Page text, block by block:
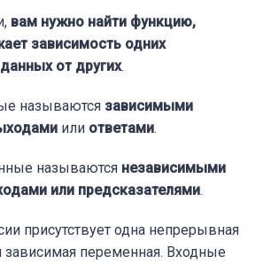
вам нужно найти функцию,
зависимость одних
от других.
называются зависимыми
или ответами.
называются независимыми
или предсказателями.
присутствует одна непрерывная
зависимая переменная. Входные